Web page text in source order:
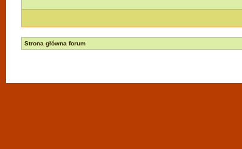
Strona główna forum